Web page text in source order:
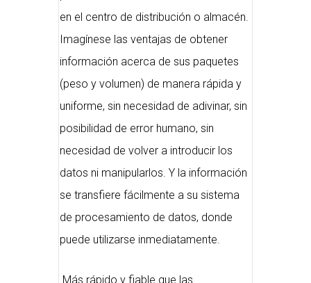
en el centro de distribución o almacén.
Imagínese las ventajas de obtener
información acerca de sus paquetes
(peso y volumen) de manera rápida y
uniforme, sin necesidad de adivinar, sin
posibilidad de error humano, sin
necesidad de volver a introducir los
datos ni manipularlos. Y la información
se transfiere fácilmente a su sistema
de procesamiento de datos, donde
puede utilizarse inmediatamente.
Más rápido y fiable que las